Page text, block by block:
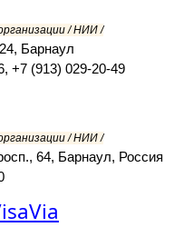
/ НИИ /
Барнаул
+7 (913) 029-20-49
/ НИИ /
64, Барнаул, Россия